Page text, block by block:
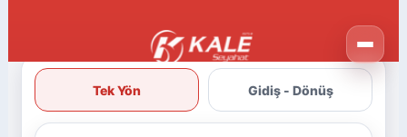
Tek Yön Gidiş - Dönüş